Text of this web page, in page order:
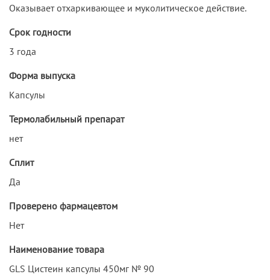
Оказывает отхаркивающее и муколитическое действие.
Срок годности
3 года
Форма выпуска
Капсулы
Термолабильный препарат
нет
Сплит
Да
Проверено фармацевтом
Нет
Наименование товара
GLS Цистеин капсулы 450мг № 90